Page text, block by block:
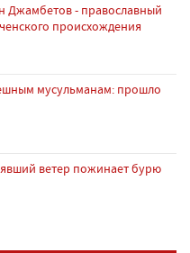
Джамбетов - православный
происхождения
мусульманам: прошло
ветер пожинает бурю